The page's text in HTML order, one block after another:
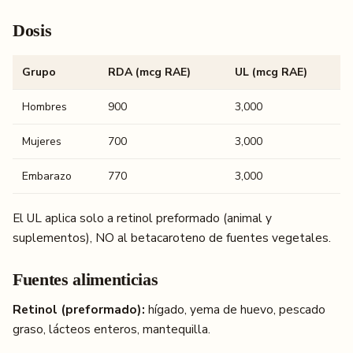
Dosis
Grupo RDA (mcg RAE) UL (mcg RAE)
Hombres 900 3,000
Mujeres 700 3,000
Embarazo 770 3,000
El UL aplica solo a retinol preformado (animal y
suplementos), NO al betacaroteno de fuentes vegetales.
Fuentes alimenticias
Retinol (preformado): hígado, yema de huevo, pescado
graso, lácteos enteros, mantequilla.